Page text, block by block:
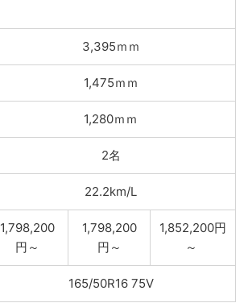
3,395ｍｍ
1,475ｍｍ
1,280ｍｍ
2名
22.2km/L
1,798,200
円～
1,798,200
円～
1,852,200円
～
165/50R16 75V